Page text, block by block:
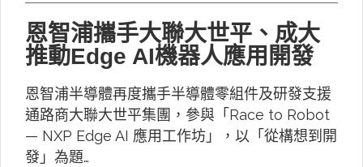
恩智浦攜手大聯大世平、成大
推動Edge AI機器人應用開發
恩智浦半導體再度攜手半導體零組件及研發支援
通路商大聯大世平集團，參與「Race to Robot
— NXP Edge AI 應用工作坊」，以「從構想到開
發」為題…